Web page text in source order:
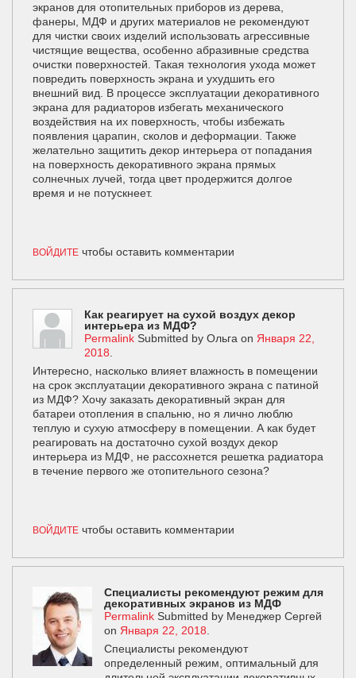
экранов для отопительных приборов из дерева,
фанеры, МДФ и других материалов не рекомендуют
для чистки своих изделий использовать агрессивные
чистящие вещества, особенно абразивные средства
очистки поверхностей. Такая технология ухода может
повредить поверхность экрана и ухудшить его
внешний вид. В процессе эксплуатации декоративного
экрана для радиаторов избегать механического
воздействия на их поверхность, чтобы избежать
появления царапин, сколов и деформации. Также
желательно защитить декор интерьера от попадания
на поверхность декоративного экрана прямых
солнечных лучей, тогда цвет продержится долгое
время и не потускнеет.
ВОЙДИТЕ чтобы оставить комментарии
Как реагирует на сухой воздух декор
интерьера из МДФ?
Permalink Submitted by Ольга on Января 22,
2018
Интересно, насколько влияет влажность в помещении
на срок эксплуатации декоративного экрана с патиной
из МДФ? Хочу заказать декоративный экран для
батареи отопления в спальню, но я лично люблю
теплую и сухую атмосферу в помещении. А как будет
реагировать на достаточно сухой воздух декор
интерьера из МДФ, не рассохнется решетка радиатора
в течение первого же отопительного сезона?
ВОЙДИТЕ чтобы оставить комментарии
Специалисты рекомендуют режим для
декоративных экранов из МДФ
Permalink Submitted by Менеджер Сергей
on Января 22, 2018
Специалисты рекомендуют
определенный режим, оптимальный для